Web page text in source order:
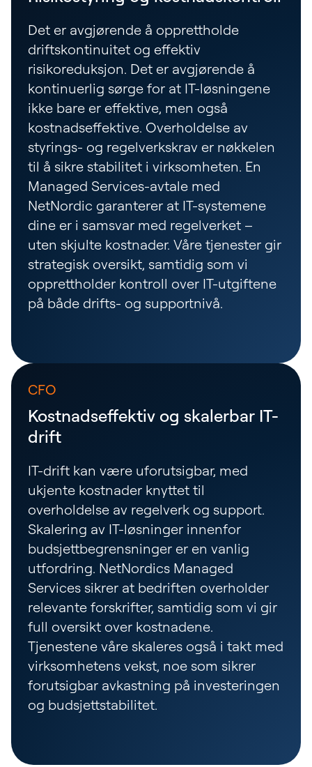
Det er avgjørende å opprettholde
driftskontinuitet og effektiv
risikoreduksjon. Det er avgjørende å
kontinuerlig sørge for at IT-løsningene
ikke bare er effektive, men også
kostnadseffektive. Overholdelse av
styrings- og regelverkskrav er nøkkelen
til å sikre stabilitet i virksomheten. En
Managed Services-avtale med
NetNordic garanterer at IT-systemene
dine er i samsvar med regelverket –
uten skjulte kostnader. Våre tjenester gir
strategisk oversikt, samtidig som vi
opprettholder kontroll over IT-utgiftene
på både drifts- og supportnivå.
CFO
Kostnadseffektiv og skalerbar IT-
drift
IT-drift kan være uforutsigbar, med
ukjente kostnader knyttet til
overholdelse av regelverk og support.
Skalering av IT-løsninger innenfor
budsjettbegrensninger er en vanlig
utfordring. NetNordics Managed
Services sikrer at bedriften overholder
relevante forskrifter, samtidig som vi gir
full oversikt over kostnadene.
Tjenestene våre skaleres også i takt med
virksomhetens vekst, noe som sikrer
forutsigbar avkastning på investeringen
og budsjettstabilitet.